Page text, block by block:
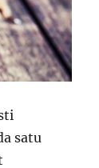
satu